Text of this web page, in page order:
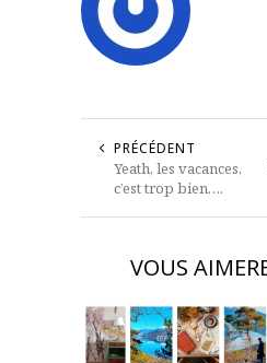
PRÉCÉDENT
Yeath, les vacances,
c’est trop bien….
VOUS